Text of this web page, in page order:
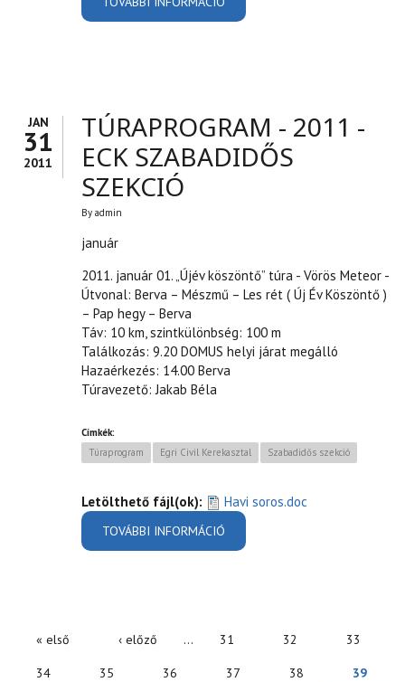
TAGOK 2013 TARTALOMMAL
JAN
31
2011
TÚRAPROGRAM - 2011 -
ECK SZABADIDŐS
SZEKCIÓ
By admin
január
2011. január 01. „Újév köszöntő” túra - Vörös Meteor -
Útvonal: Berva – Mészmű – Les rét ( Új Év Köszöntő )
– Pap hegy – Berva
Táv: 10 km, szintkülönbség: 100 m
Találkozás: 9.20 DOMUS helyi járat megálló
Hazaérkezés: 14.00 Berva
Túravezető: Jakab Béla
Címkék:
Túraprogram
Egri Civil Kerekasztal Szabadidős szekció
Letölthető fájl(ok): Havi soros.doc
TOVÁBBI INFORMÁCIÓ
OLDALAK
« első ‹ előző … 31 32 33
34 35 36 37 38 39